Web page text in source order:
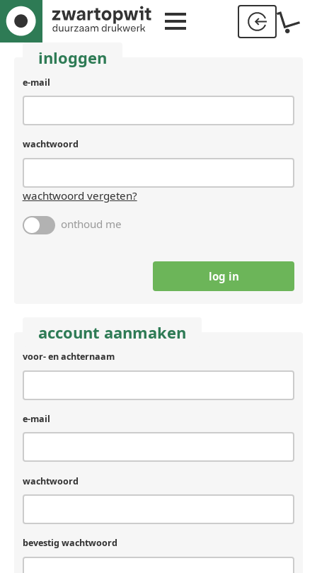
inloggen
e-mail
wachtwoord
wachtwoord vergeten?
onthoud me
account aanmaken
voor- en achternaam
e-mail
wachtwoord
bevestig wachtwoord
achternaam
(laat
een
mens